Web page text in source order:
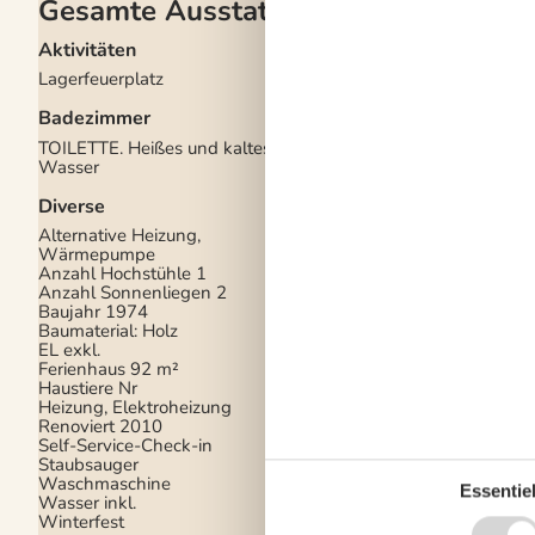
Gesamte Ausstattung
Aktivitäten
Lagerfeuerplatz
Badezimmer
TOILETTE. Heißes und kaltes
Wasser
Diverse
Alternative Heizung,
Wärmepumpe
Anzahl Hochstühle 1
Anzahl Sonnenliegen 2
Baujahr 1974
Baumaterial: Holz
EL exkl.
Ferienhaus 92 m²
Haustiere Nr
Heizung, Elektroheizung
Renoviert 2010
Self-Service-Check-in
Staubsauger
Waschmaschine
Wasser inkl.
Winterfest
Energiesparhaus
Leben im Freien